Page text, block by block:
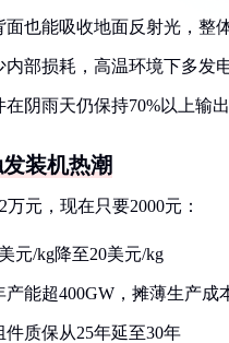
也能吸收地面反射光，整
部损耗，高温环境下多发
阴雨天仍保持70%以上输出
装机热潮
元，现在只要2000元：
元/kg降至20美元/kg
产能超400GW，摊薄生产成
件质保从25年延至30年